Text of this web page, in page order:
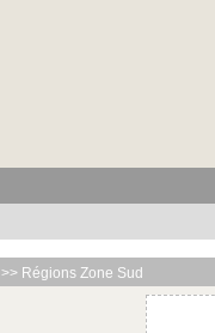
>> Régions Zone Sud